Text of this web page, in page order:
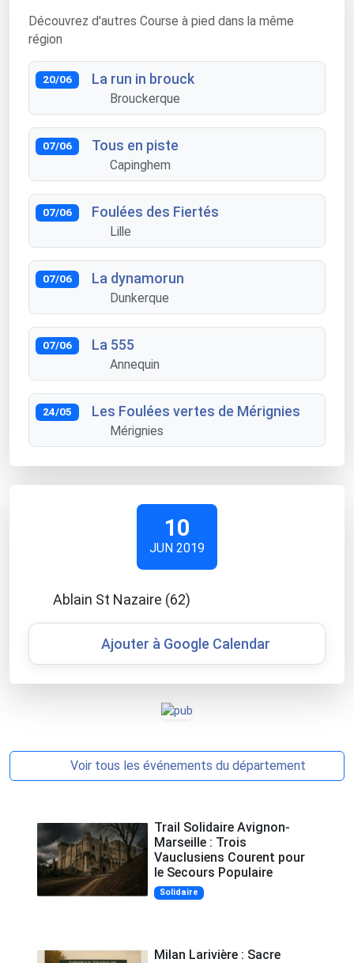
Découvrez d'autres Course à pied dans la même
région
20/06 La run in brouck
Brouckerque
07/06 Tous en piste
Capinghem
07/06 Foulées des Fiertés
Lille
07/06 La dynamorun
Dunkerque
07/06 La 555
Annequin
24/05 Les Foulées vertes de Mérignies
Mérignies
10
JUN 2019
Ablain St Nazaire (62)
Ajouter à Google Calendar
Voir tous les événements du département
Trail Solidaire Avignon-
Marseille : Trois
Vauclusiens Courent pour
le Secours Populaire
Solidaire
Milan Larivière : Sacre